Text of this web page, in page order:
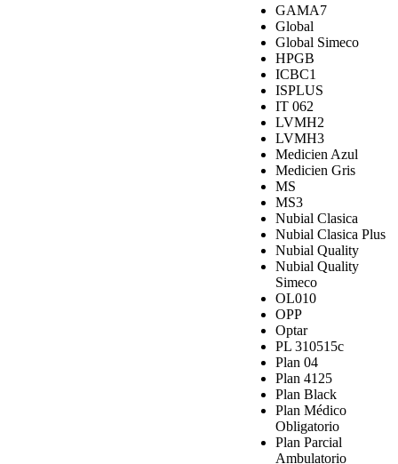
GAMA7
Global
Global Simeco
HPGB
ICBC1
ISPLUS
IT 062
LVMH2
LVMH3
Medicien Azul
Medicien Gris
MS
MS3
Nubial Clasica
Nubial Clasica Plus
Nubial Quality
Nubial Quality
Simeco
OL010
OPP
Optar
PL 310515c
Plan 04
Plan 4125
Plan Black
Plan Médico
Obligatorio
Plan Parcial
Ambulatorio